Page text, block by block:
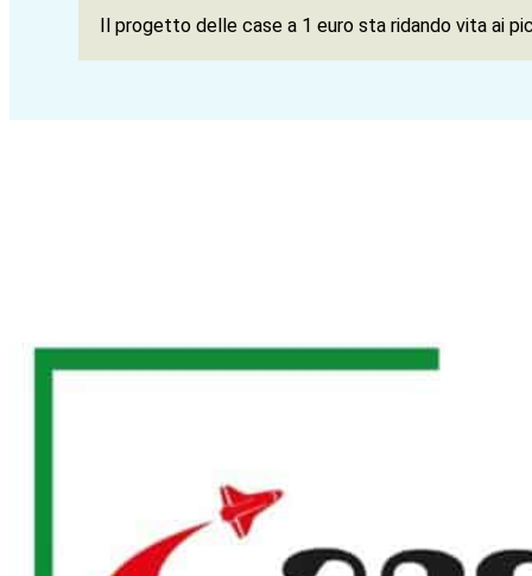
Il progetto delle case a 1 euro sta ridando vita ai